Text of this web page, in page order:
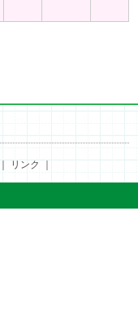
｜リンク ｜